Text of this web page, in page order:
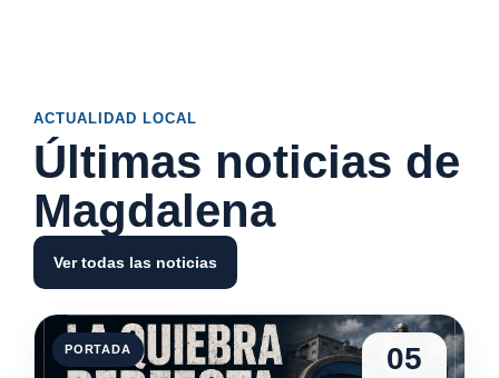
ACTUALIDAD LOCAL
Últimas noticias de
Magdalena
Ver todas las noticias
PORTADA 05